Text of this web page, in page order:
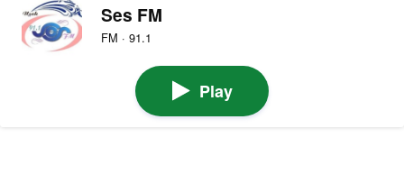
Ses FM
FM · 91.1
Play